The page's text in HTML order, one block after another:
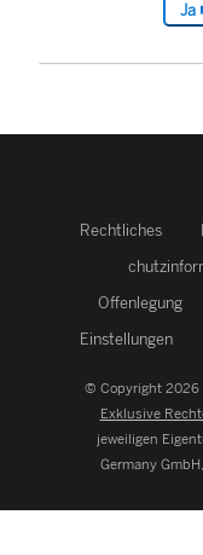
Ja
Rechtliches
Offenlegung
Einstellungen
© Copyright 2026
Exklusive
jeweiligen
Germany